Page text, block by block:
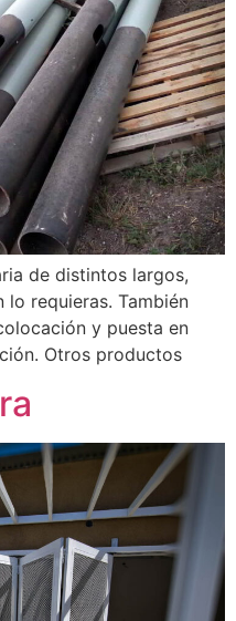
de distintos largos,
lo requieras. También
y puesta en
Otros productos